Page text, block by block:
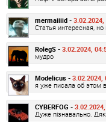
mermaiiiid - 3.02.2024,
Статья интересная,
RolegS - 3.02.2024,
мудро
Modelicus - 3.02.2024,
я уже писала об этом
CYBERFOG -
Дуже пізнавально.